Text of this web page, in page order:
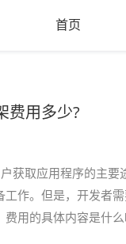
首页
费用多少?
获取应用程序的主
工作。但是，开发者
费用的具体内容是什